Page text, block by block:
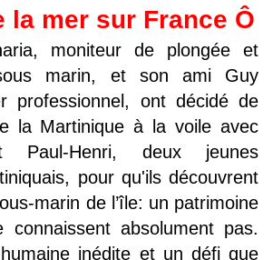
la mer sur France Ô
moniteur de plongée et
marin, et son ami Guy
professionnel, ont décidé de
la Martinique à la voile avec
Paul-Henri, deux jeunes
pour qu'ils découvrent
marin de l’île: un patrimoine
connaissent absolument pas.
inédite et un défi que